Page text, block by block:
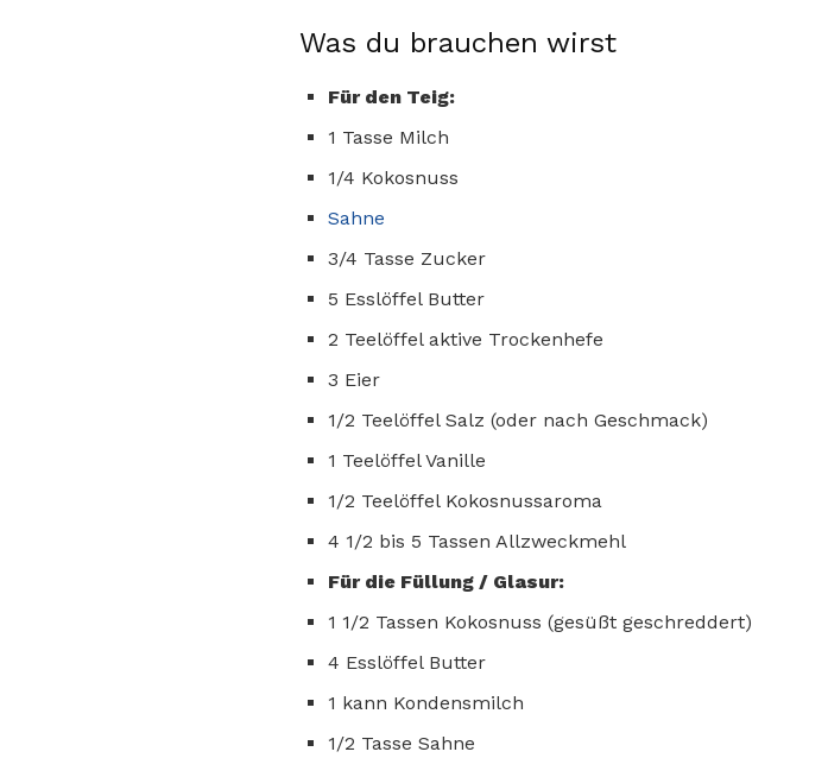
Was du brauchen wirst
Für den Teig:
1 Tasse Milch
1/4 Kokosnuss
Sahne
3/4 Tasse Zucker
5 Esslöffel Butter
2 Teelöffel aktive Trockenhefe
3 Eier
1/2 Teelöffel Salz (oder nach Geschmack)
1 Teelöffel Vanille
1/2 Teelöffel Kokosnussaroma
4 1/2 bis 5 Tassen Allzweckmehl
Für die Füllung / Glasur:
1 1/2 Tassen Kokosnuss (gesüßt geschreddert)
4 Esslöffel Butter
1 kann Kondensmilch
1/2 Tasse Sahne